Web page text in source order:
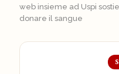
web insieme ad Uspi
donare il sangue